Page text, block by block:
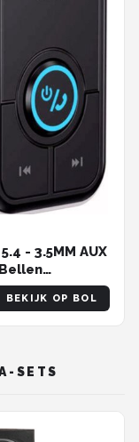
- 3.5MM AUX
BEKIJK OP BOL
SETS